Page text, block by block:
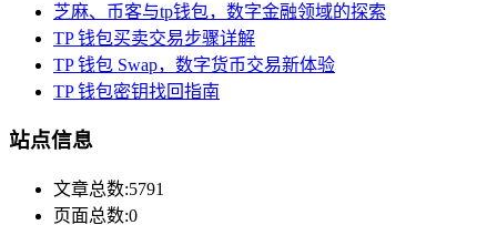
芝麻、币客与tp钱包，数字金融领域的探索
TP 钱包买卖交易步骤详解
TP 钱包 Swap，数字货币交易新体验
TP 钱包密钥找回指南
站点信息
文章总数:5791
页面总数:0